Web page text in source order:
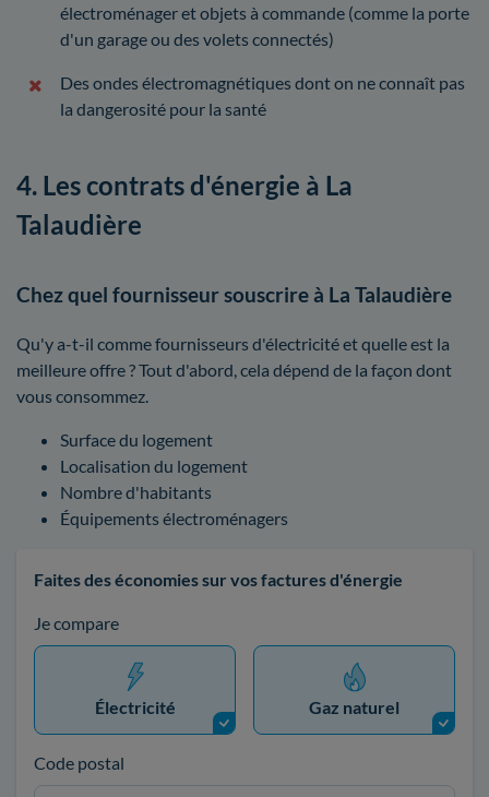
électroménager et objets à commande (comme la porte
d'un garage ou des volets connectés)
Des ondes électromagnétiques dont on ne connaît pas
la dangerosité pour la santé
4. Les contrats d'énergie à La
Talaudière
Chez quel fournisseur souscrire à La Talaudière
Qu'y a-t-il comme fournisseurs d'électricité et quelle est la
meilleure offre ? Tout d'abord, cela dépend de la façon dont
vous consommez.
Surface du logement
Localisation du logement
Nombre d'habitants
Équipements électroménagers
Faites des économies sur vos factures d'énergie
Je compare
Électricité Gaz naturel
Code postal